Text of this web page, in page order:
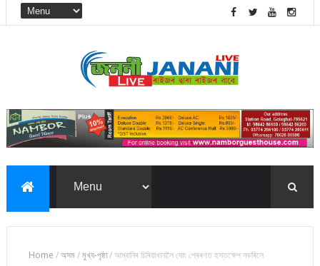
Home /অসম/মুখ্য-পৃষ্ঠা/আম্বানিৰ চিৰিয়াখানালৈ ঘোং প্ৰেৰণত হস্তক্ষেপ নকৰিলে